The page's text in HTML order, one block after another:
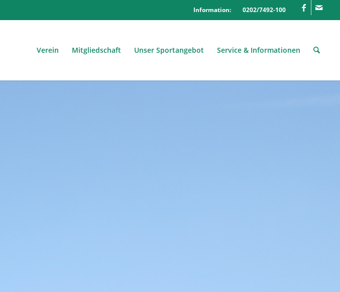
Information: 0202/7492-100
Verein Mitgliedschaft Unser Sportangebot Service & Informationen